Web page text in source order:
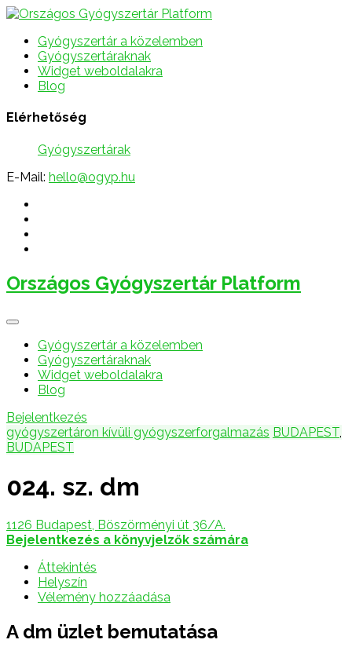
Gyógyszertár a közelemben
Gyógyszertáraknak
Widget weboldalakra
Blog
Elérhetőség
Gyógyszertárak
E-Mail: hello@ogyp.hu
Országos Gyógyszertár Platform
Gyógyszertár a közelemben
Gyógyszertáraknak
Widget weboldalakra
Blog
Bejelentkezés
gyógyszertáron kívüli gyógyszerforgalmazás BUDAPEST,
BUDAPEST
024. sz. dm
1126 Budapest, Böszörményi út 36/A.
Bejelentkezés a könyvjelzők számára
Áttekintés
Helyszín
Vélemény hozzáadása
A dm üzlet bemutatása